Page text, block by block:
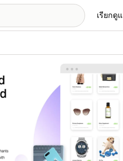
เรียกดู